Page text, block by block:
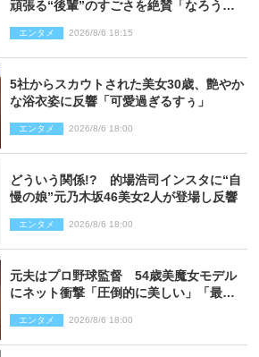
頑張る“後輩”のすごさを絶賛「なろう系
エンタメ 2026/8/6 18:15
5社からスカウトされた美女30歳、艶やか
な浴衣姿に反響「可愛過ぎるすぅ」
エンタメ 2026/8/6 18:00
どういう関係!? 的場浩司インスタに“自
慢の娘”元乃木坂46美女2人が登場し反響
エンタメ 2026/8/6 18:00
元夫はプロ野球監督 54歳美魔女モデル
にネット衝撃「圧倒的に美しい」「最強
エンタメ 2026/8/6 18:00